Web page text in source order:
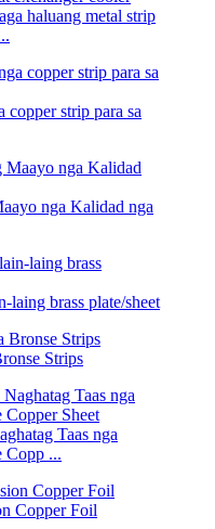
haluang metal strip
copper strip para sa
nga Kalidad nga
laing brass plate/sheet
Strips
Taas nga
Copp ...
Copper Foil